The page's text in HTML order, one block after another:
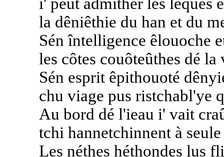
la dêniêthie du han et du
Sén întelligence êlouoche
les côtes couôteûthes dé la
Sén esprit êpithouoté
chu viage pus ristchabl'ye
Au bord dé l'ieau i' vait
tchi hannetchinnent à
Les néthes héthondes lus